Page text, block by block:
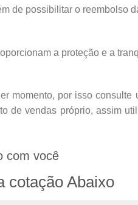
de possibilitar o reembolso
a proteção e a
momento, por isso consulte
de vendas próprio, assim
com você
cotação Abaixo